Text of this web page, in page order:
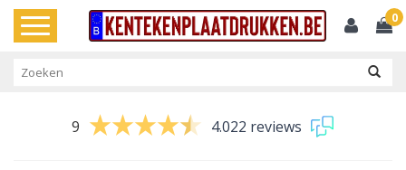
Toggle
navigation
0
9 4.022 reviews